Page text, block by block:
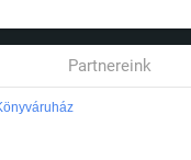
Partnereink